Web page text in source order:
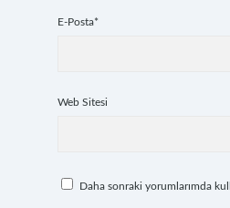
E-Posta*
Web Sitesi
Daha sonraki yorumlarımda